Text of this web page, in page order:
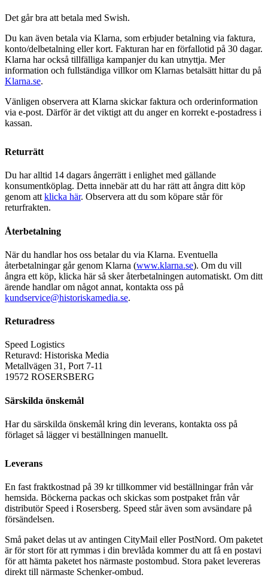
Det går bra att betala med Swish.
Du kan även betala via Klarna, som erbjuder betalning via faktura,
konto/delbetalning eller kort. Fakturan har en förfallotid på 30 dagar.
Klarna har också tillfälliga kampanjer du kan utnyttja. Mer
information och fullständiga villkor om Klarnas betalsätt hittar du på
Klarna.se.
Vänligen observera att Klarna skickar faktura och orderinformation
via e-post. Därför är det viktigt att du anger en korrekt e-postadress i
kassan.
Returrätt
Du har alltid 14 dagars ångerrätt i enlighet med gällande
konsumentköplag. Detta innebär att du har rätt att ångra ditt köp
genom att klicka här. Observera att du som köpare står för
returfrakten.
Återbetalning
När du handlar hos oss betalar du via Klarna. Eventuella
återbetalningar går genom Klarna (www.klarna.se). Om du vill
ångra ett köp, klicka här så sker återbetalningen automatiskt. Om ditt
ärende handlar om något annat, kontakta oss på
kundservice@historiskamedia.se.
Returadress
Speed Logistics
Returavd: Historiska Media
Metallvägen 31, Port 7-11
19572 ROSERSBERG
Särskilda önskemål
Har du särskilda önskemål kring din leverans, kontakta oss på
förlaget så lägger vi beställningen manuellt.
Leverans
En fast fraktkostnad på 39 kr tillkommer vid beställningar från vår
hemsida. Böckerna packas och skickas som postpaket från vår
distributör Speed i Rosersberg. Speed står även som avsändare på
försändelsen.
Små paket delas ut av antingen CityMail eller PostNord. Om paketet
är för stort för att rymmas i din brevlåda kommer du att få en postavi
för att hämta paketet hos närmaste postombud. Stora paket levereras
direkt till närmaste Schenker-ombud.